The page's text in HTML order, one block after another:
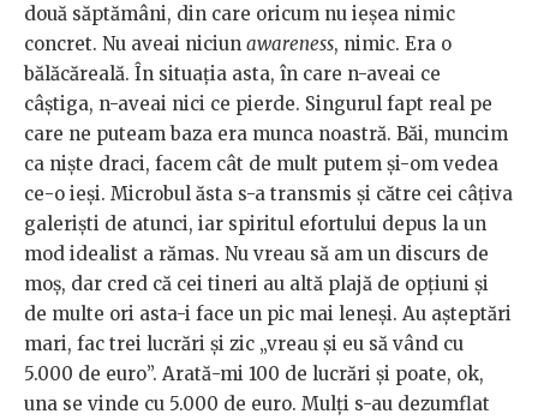
două săptămâni, din care oricum nu ieșea nimic
concret. Nu aveai niciun awareness, nimic. Era o
bălăcăreală. În situația asta, în care n-aveai ce
câștiga, n-aveai nici ce pierde. Singurul fapt real pe
care ne puteam baza era munca noastră. Băi, muncim
ca niște draci, facem cât de mult putem și-om vedea
ce-o ieși. Microbul ăsta s-a transmis și către cei câțiva
galeriști de atunci, iar spiritul efortului depus la un
mod idealist a rămas. Nu vreau să am un discurs de
moș, dar cred că cei tineri au altă plajă de opțiuni și
de multe ori asta-i face un pic mai leneși. Au așteptări
mari, fac trei lucrări și zic „vreau și eu să vând cu
5.000 de euro”. Arată-mi 100 de lucrări și poate, ok,
una se vinde cu 5.000 de euro. Mulți s-au dezumflat